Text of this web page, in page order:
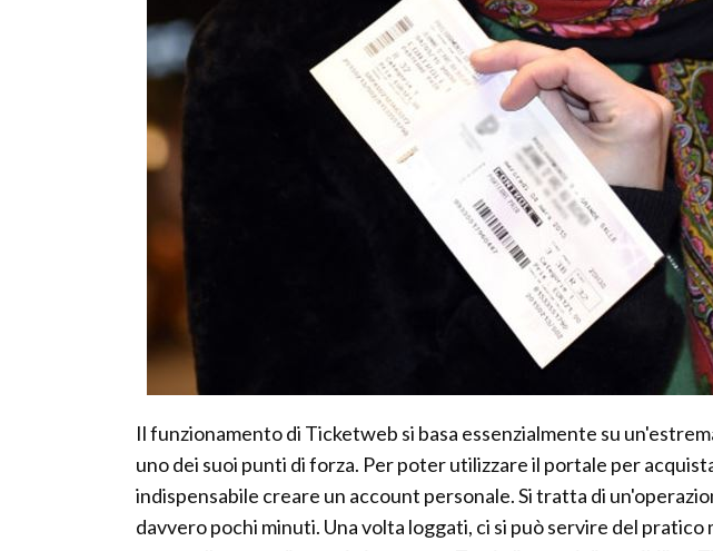
Il funzionamento di Ticketweb si basa essenzialmente su
uno dei suoi punti di forza. Per poter utilizzare il portale per
indispensabile creare un account personale. Si tratta di
davvero pochi minuti. Una volta loggati, ci si può servire del